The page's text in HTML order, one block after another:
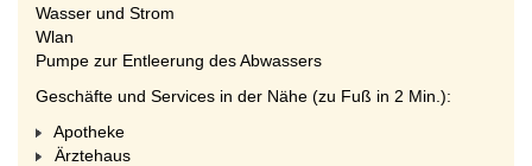
Wasser und Strom
Wlan
Pumpe zur Entleerung des Abwassers
Geschäfte und Services in der Nähe (zu Fuß in 2 Min.):
Apotheke
Ärztehaus